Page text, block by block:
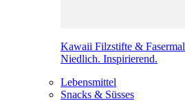
Kawaii Filzstifte &
Niedlich. Inspirierend.
Lebensmittel
Snacks & Süsses